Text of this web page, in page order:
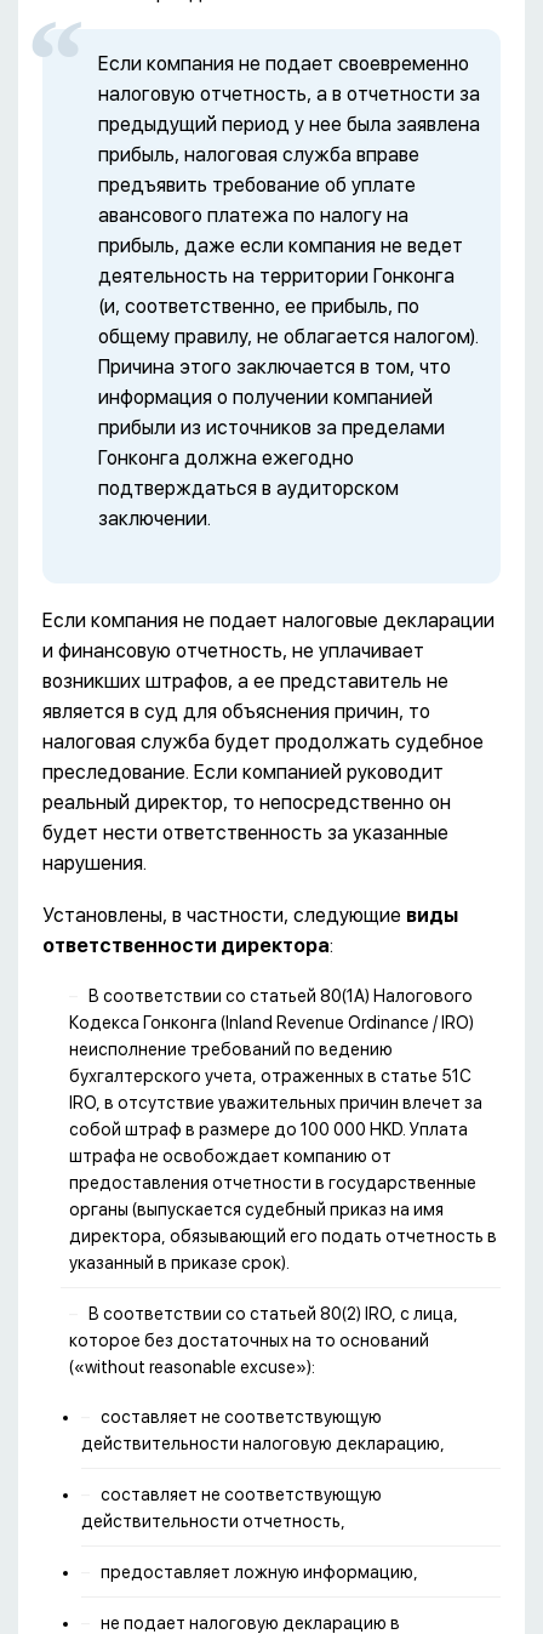
Если компания не подает своевременно
налоговую отчетность, а в отчетности за
предыдущий период у нее была заявлена
прибыль, налоговая служба вправе
предъявить требование об уплате
авансового платежа по налогу на
прибыль, даже если компания не ведет
деятельность на территории Гонконга
(и, соответственно, ее прибыль, по
общему правилу, не облагается налогом).
Причина этого заключается в том, что
информация о получении компанией
прибыли из источников за пределами
Гонконга должна ежегодно
подтверждаться в аудиторском
заключении.
Если компания не подает налоговые декларации
и финансовую отчетность, не уплачивает
возникших штрафов, а ее представитель не
является в суд для объяснения причин, то
налоговая служба будет продолжать судебное
преследование. Если компанией руководит
реальный директор, то непосредственно он
будет нести ответственность за указанные
нарушения.
Установлены, в частности, следующие виды
ответственности директора:
В соответствии со статьей 80(1А) Налогового
Кодекса Гонконга (Inland Revenue Ordinance / IRO)
неисполнение требований по ведению
бухгалтерского учета, отраженных в статье 51С
IRO, в отсутствие уважительных причин влечет за
собой штраф в размере до 100 000 HKD. Уплата
штрафа не освобождает компанию от
предоставления отчетности в государственные
органы (выпускается судебный приказ на имя
директора, обязывающий его подать отчетность в
указанный в приказе срок).
В соответствии со статьей 80(2) IRO, с лица,
которое без достаточных на то оснований
(«without reasonable excuse»):
составляет не соответствующую
действительности налоговую декларацию,
составляет не соответствующую
действительности отчетность,
предоставляет ложную информацию,
не подает налоговую декларацию в